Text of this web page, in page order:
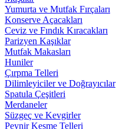
Yumurta ve Mutfak Fırçaları
Konserve Açacakları
Ceviz ve Fındık Kıracakları
Parizyen Kaşıklar
Mutfak Makasları
Huniler
Çırpma Telleri
Dilimleyiciler ve Doğrayıcılar
Spatula Çeşitleri
Merdaneler
Süzgeç ve Kevgirler
Peynir Kesme Telleri